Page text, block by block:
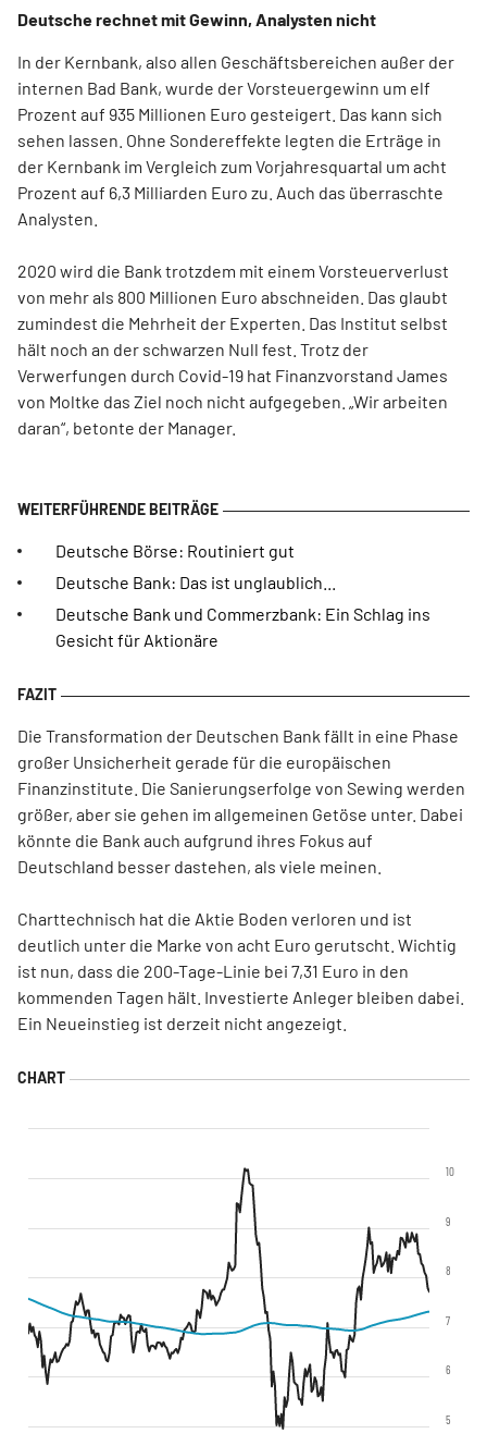
Deutsche rechnet mit Gewinn, Analysten nicht
In der Kernbank, also allen Geschäftsbereichen außer der
internen Bad Bank, wurde der Vorsteuergewinn um elf
Prozent auf 935 Millionen Euro gesteigert. Das kann sich
sehen lassen. Ohne Sondereffekte legten die Erträge in
der Kernbank im Vergleich zum Vorjahresquartal um acht
Prozent auf 6,3 Milliarden Euro zu. Auch das überraschte
Analysten.
2020 wird die Bank trotzdem mit einem Vorsteuerverlust
von mehr als 800 Millionen Euro abschneiden. Das glaubt
zumindest die Mehrheit der Experten. Das Institut selbst
hält noch an der schwarzen Null fest. Trotz der
Verwerfungen durch Covid-19 hat Finanzvorstand James
von Moltke das Ziel noch nicht aufgegeben. „Wir arbeiten
daran“, betonte der Manager.
Deutsche Börse: Routiniert gut
Deutsche Bank: Das ist unglaublich...
Deutsche Bank und Commerzbank: Ein Schlag ins
Gesicht für Aktionäre
Die Transformation der Deutschen Bank fällt in eine Phase
großer Unsicherheit gerade für die europäischen
Finanzinstitute. Die Sanierungserfolge von Sewing werden
größer, aber sie gehen im allgemeinen Getöse unter. Dabei
könnte die Bank auch aufgrund ihres Fokus auf
Deutschland besser dastehen, als viele meinen.
Charttechnisch hat die Aktie Boden verloren und ist
deutlich unter die Marke von acht Euro gerutscht. Wichtig
ist nun, dass die 200-Tage-Linie bei 7,31 Euro in den
kommenden Tagen hält. Investierte Anleger bleiben dabei.
Ein Neueinstieg ist derzeit nicht angezeigt.
5
6
7
8
9
10